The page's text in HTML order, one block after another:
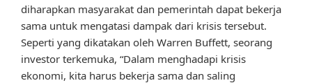
diharapkan masyarakat dan pemerintah dapat bekerja
sama untuk mengatasi dampak dari krisis tersebut.
Seperti yang dikatakan oleh Warren Buffett, seorang
investor terkemuka, “Dalam menghadapi krisis
ekonomi, kita harus bekerja sama dan saling